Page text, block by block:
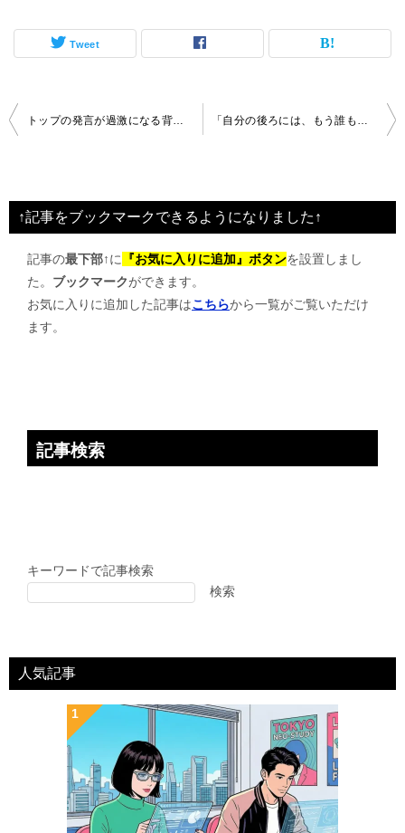
Tweet
投
ビ
ゲ
↑記事をブックマークできるようになりました↑
記事の最下部↑に 『お気に入りに追加』ボタンを設置しまし
た。 ブックマークができます。
お気に入りに追加した記事はこちらから一覧がご覧いただけ
ます。
記事検索
キーワードで記事検索
検索
人気記事